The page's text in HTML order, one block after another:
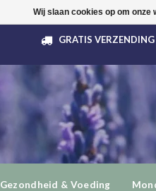
GRATIS
Gezondheid & Voeding
Wij slaan cookies op om